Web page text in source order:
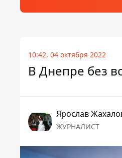
10:42, 04 октября 2022
В Днепре без
Ярослав
ЖУРНАЛИСТ